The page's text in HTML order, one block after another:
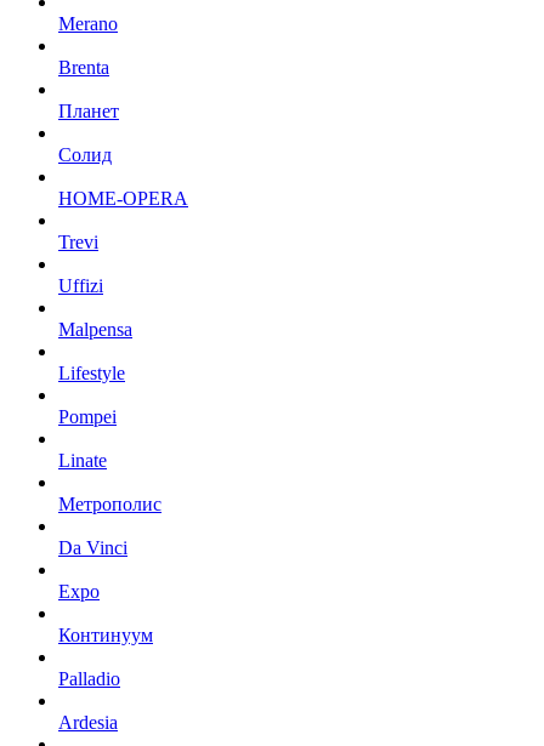
Merano
Brenta
Планет
Солид
HOME-OPERA
Trevi
Uffizi
Malpensa
Lifestyle
Pompei
Linate
Метрополис
Da Vinci
Expo
Континуум
Palladio
Ardesia